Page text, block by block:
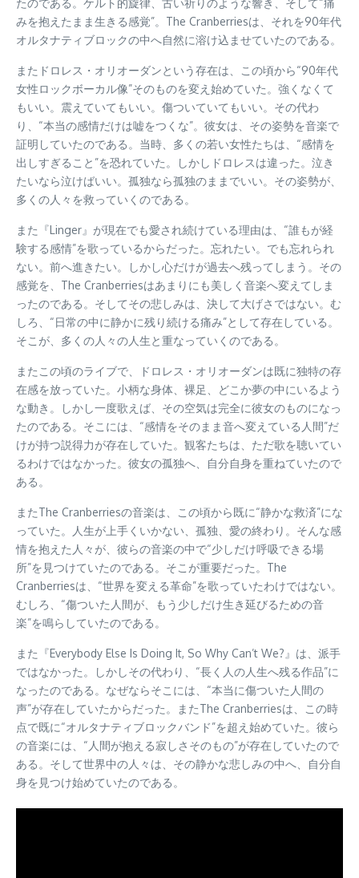
たのである。ケルト的旋律、古い祈りのような響き、そして“痛
みを抱えたまま生きる感覚”。The Cranberriesは、それを90年代
オルタナティブロックの中へ自然に溶け込ませていたのである。
またドロレス・オリオーダンという存在は、この頃から“90年代
女性ロックボーカル像”そのものを変え始めていた。強くなくて
もいい。震えていてもいい。傷ついていてもいい。その代わ
り、“本当の感情だけは嘘をつくな”。彼女は、その姿勢を音楽で
証明していたのである。当時、多くの若い女性たちは、“感情を
出しすぎること”を恐れていた。しかしドロレスは違った。泣き
たいなら泣けばいい。孤独なら孤独のままでいい。その姿勢が、
多くの人々を救っていくのである。
また『Linger』が現在でも愛され続けている理由は、“誰もが経
験する感情”を歌っているからだった。忘れたい。でも忘れられ
ない。前へ進きたい。しかし心だけが過去へ残ってしまう。その
感覚を、The Cranberriesはあまりにも美しく音楽へ変えてしま
ったのである。そしてその悲しみは、決して大げさではない。む
しろ、“日常の中に静かに残り続ける痛み”として存在している。
そこが、多くの人々の人生と重なっていくのである。
またこの頃のライブで、ドロレス・オリオーダンは既に独特の存
在感を放っていた。小柄な身体、裸足、どこか夢の中にいるよう
な動き。しかし一度歌えば、その空気は完全に彼女のものになっ
たのである。そこには、“感情をそのまま音へ変えている人間”だ
けが持つ説得力が存在していた。観客たちは、ただ歌を聴いてい
るわけではなかった。彼女の孤独へ、自分自身を重ねていたので
ある。
またThe Cranberriesの音楽は、この頃から既に“静かな救済”にな
っていた。人生が上手くいかない、孤独、愛の終わり。そんな感
情を抱えた人々が、彼らの音楽の中で“少しだけ呼吸できる場
所”を見つけていたのである。そこが重要だった。The
Cranberriesは、“世界を変える革命”を歌っていたわけではない。
むしろ、“傷ついた人間が、もう少しだけ生き延びるための音
楽”を鳴らしていたのである。
また『Everybody Else Is Doing It, So Why Can’t We?』は、派手
ではなかった。しかしその代わり、“長く人の人生へ残る作品”に
なったのである。なぜならそこには、“本当に傷ついた人間の
声”が存在していたからだった。またThe Cranberriesは、この時
点で既に“オルタナティブロックバンド”を超え始めていた。彼ら
の音楽には、“人間が抱える寂しさそのもの”が存在していたので
ある。そして世界中の人々は、その静かな悲しみの中へ、自分自
身を見つけ始めていたのである。